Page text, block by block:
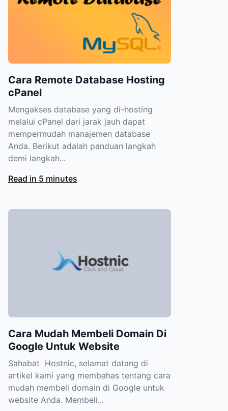
Cara Remote Database Hosting
cPanel
Mengakses database yang di-hosting
melalui cPanel dari jarak jauh dapat
mempermudah manajemen database
Anda. Berikut adalah panduan langkah
demi langkah...
Read in 5 minutes
Cara Mudah Membeli Domain Di
Google Untuk Website
Sahabat Hostnic, selamat datang di
artikel kami yang membahas tentang cara
mudah membeli domain di Google untuk
website Anda. Membeli...